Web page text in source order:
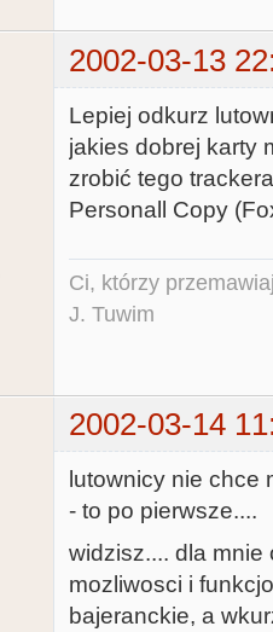
2002-03-13
Lepiej odkurz
jakies dobrej karty
zrobić tego
Personall Copy
Ci, którzy
J. Tuwim
2002-03-14
lutownicy nie chce
- to po pierwsze....
widzisz.... dla
mozliwosci i
bajeranckie, a